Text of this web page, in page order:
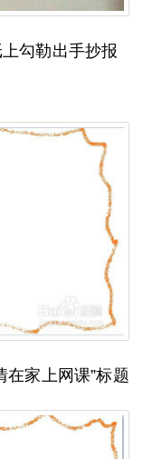
勾勒出手抄报
在家上网课”标题